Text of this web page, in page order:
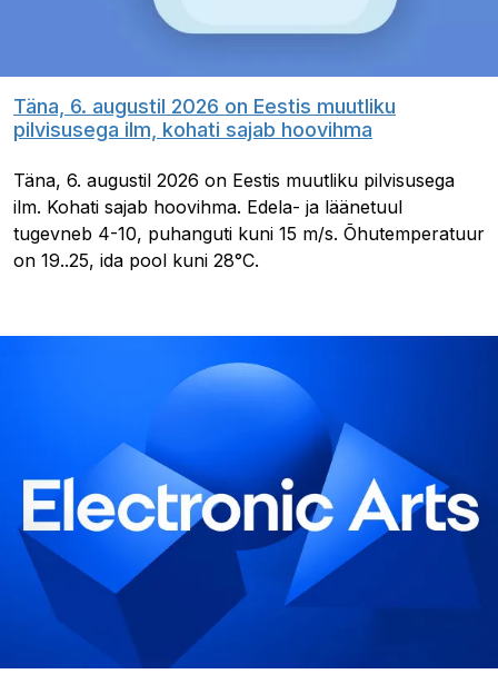
Täna, 6. augustil 2026 on Eestis muutliku
pilvisusega ilm, kohati sajab hoovihma
Täna, 6. augustil 2026 on Eestis muutliku pilvisusega
ilm. Kohati sajab hoovihma. Edela- ja läänetuul
tugevneb 4-10, puhanguti kuni 15 m/s. Õhutemperatuur
on 19..25, ida pool kuni 28°C.